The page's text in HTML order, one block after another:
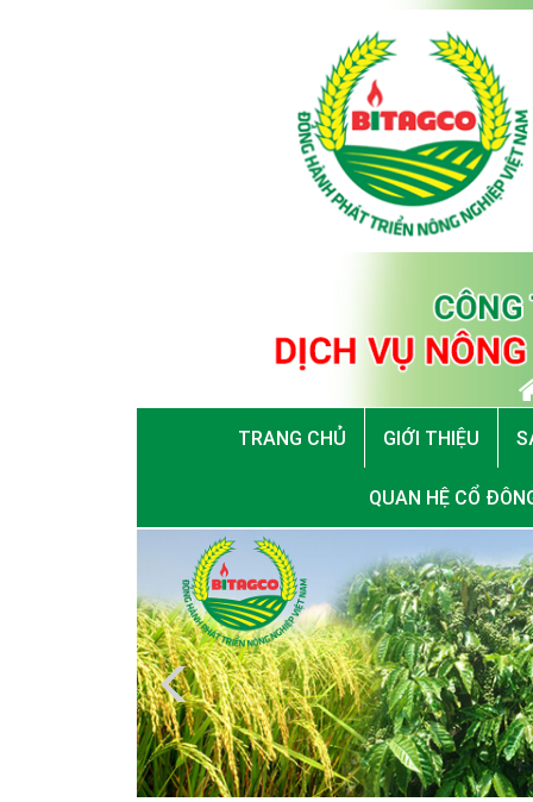
TRANG CHỦ GIỚI THIỆU
QUAN HỆ CỔ